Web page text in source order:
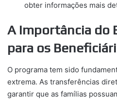
obter informações mais
A Importância do
para os
O programa tem sido
extrema. As transferências
garantir que as famílias